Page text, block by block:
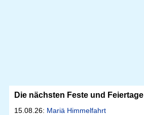
Die nächsten Feste und Feiertage
15.08.26: Mariä Himmelfahrt